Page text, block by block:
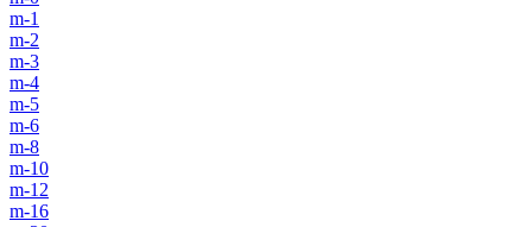
m-1
m-2
m-3
m-4
m-5
m-6
m-8
m-10
m-12
m-16